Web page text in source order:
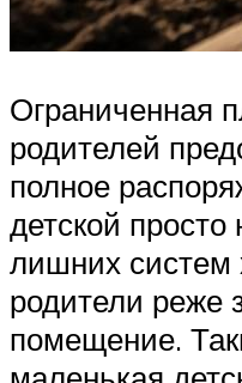
Ограниченная
родителей
полное
детской просто
лишних систем
родители реже
помещение.